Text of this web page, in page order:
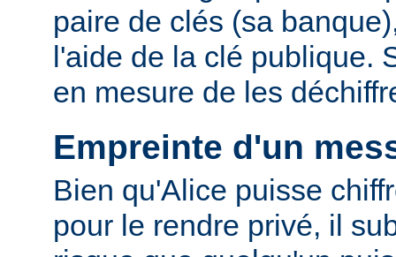
paire de clés (sa
l'aide de la clé publique.
en mesure de les
Empreinte d'un
Bien qu'Alice puisse
pour le rendre privé, il